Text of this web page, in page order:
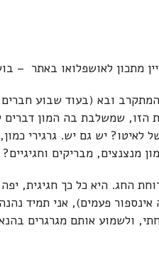
מתכון לאושפלואו באתר –
ובא (בעוד שבוע
הזו, שמשלבת בה המון דברים
לאיטו? יש גם יש. גרגירי
מנצנצים, מבריקים
החג. היא כל כך חגיגית,
פעמים), אני תמיד
ולשמוע אותם מגרגרים